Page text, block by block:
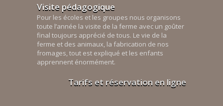
Visite pédagogique
Pour les écoles et les groupes nous organisons
toute l’année la visite de la ferme avec un goûter
final toujours apprécié de tous. Le vie de la
ferme et des animaux, la fabrication de nos
fromages, tout est expliqué et les enfants
apprennent énormément.
Tarifs et réservation en ligne